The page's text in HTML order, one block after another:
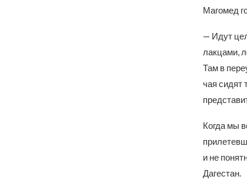
Магомед
— Идут
лакцами,
Там в
чая сидят
Когда мы
и не
Дагестан.